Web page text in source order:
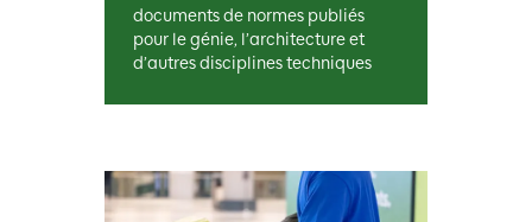
documents de normes publiés
pour le génie, l’architecture et
d’autres disciplines techniques